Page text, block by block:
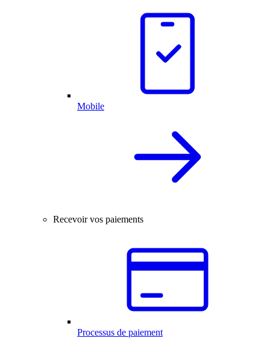
Mobile
Recevoir vos paiements
Processus de paiement